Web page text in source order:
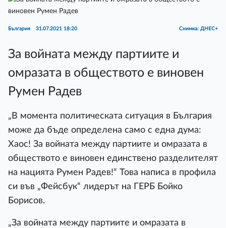
България 31.07.2021 18:20 Снимка: ДНЕС+
За войната между партиите и
омразата в обществото е виновен
Румен Радев
„В момента политическата ситуация в България
може да бъде определена само с една дума:
Хаос! За войната между партиите и омразата в
обществото е виновен единствено разделителят
на нацията Румен Радев!“ Това написа в профила
си във „Фейсбук“ лидерът на ГЕРБ Бойко
Борисов.
„За войната между партиите и омразата в